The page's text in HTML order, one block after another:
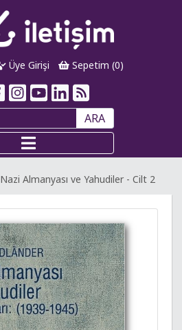
Üye Girişi Sepetim (0)
ARA
Nazi Almanyası ve Yahudiler - Cilt 2